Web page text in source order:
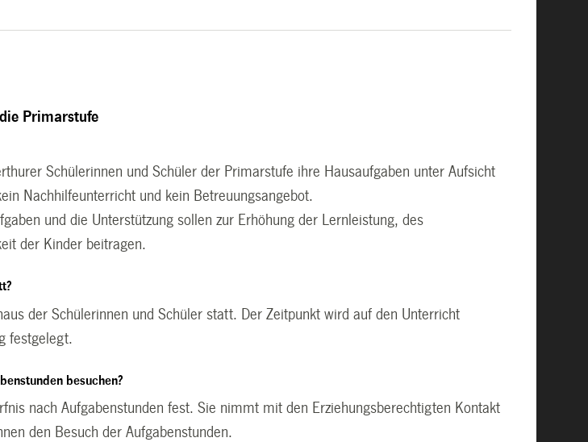
Primarstufe
Schülerinnen und Schüler der Primarstufe ihre Hausaufgaben unter Aufsicht
Nachhilfeunterricht und kein Betreuungsangebot.
und die Unterstützung sollen zur Erhöhung der Lernleistung, des
der Kinder beitragen.
der Schülerinnen und Schüler statt. Der Zeitpunkt wird auf den Unterricht
festgelegt.
besuchen?
nach Aufgabenstunden fest. Sie nimmt mit den Erziehungsberechtigten Kontakt
den Besuch der Aufgabenstunden.